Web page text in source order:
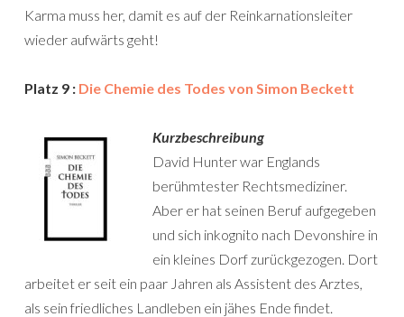
Karma muss her, damit es auf der Reinkarnationsleiter
wieder aufwärts geht!
Platz 9 : Die Chemie des Todes von Simon Beckett
Kurzbeschreibung
David Hunter war Englands
berühmtester Rechtsmediziner.
Aber er hat seinen Beruf aufgegeben
und sich inkognito nach Devonshire in
ein kleines Dorf zurückgezogen. Dort
arbeitet er seit ein paar Jahren als Assistent des Arztes,
als sein friedliches Landleben ein jähes Ende findet.